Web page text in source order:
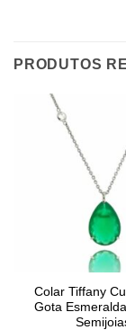
PRODUTOS
Colar Tiffany
Gota